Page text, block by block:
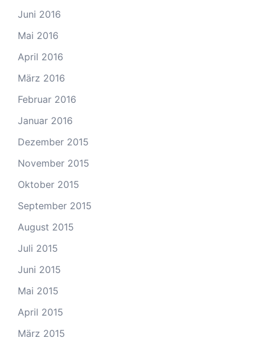
Juni 2016
Mai 2016
April 2016
März 2016
Februar 2016
Januar 2016
Dezember 2015
November 2015
Oktober 2015
September 2015
August 2015
Juli 2015
Juni 2015
Mai 2015
April 2015
März 2015